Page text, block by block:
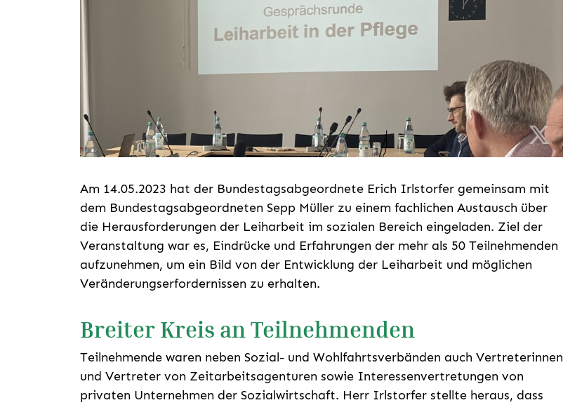
Am 14.05.2023 hat der Bundestagsabgeordnete Erich Irlstorfer gemeinsam mit
dem Bundestagsabgeordneten Sepp Müller zu einem fachlichen Austausch über
die Herausforderungen der Leiharbeit im sozialen Bereich eingeladen. Ziel der
Veranstaltung war es, Eindrücke und Erfahrungen der mehr als 50 Teilnehmenden
aufzunehmen, um ein Bild von der Entwicklung der Leiharbeit und möglichen
Veränderungserfordernissen zu erhalten.
Breiter Kreis an Teilnehmenden
Teilnehmende waren neben Sozial- und Wohlfahrtsverbänden auch Vertreterinnen
und Vertreter von Zeitarbeitsagenturen sowie Interessenvertretungen von
privaten Unternehmen der Sozialwirtschaft. Herr Irlstorfer stellte heraus, dass